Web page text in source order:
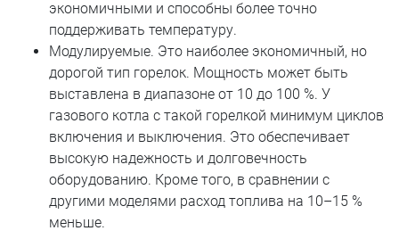
экономичными и способны более точно
поддерживать температуру.
Модулируемые. Это наиболее экономичный, но
дорогой тип горелок. Мощность может быть
выставлена в диапазоне от 10 до 100 %. У
газового котла с такой горелкой минимум циклов
включения и выключения. Это обеспечивает
высокую надежность и долговечность
оборудованию. Кроме того, в сравнении с
другими моделями расход топлива на 10–15 %
меньше.